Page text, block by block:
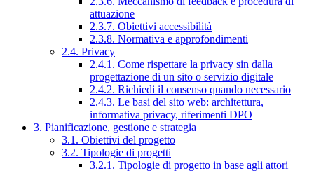
attuazione
2.3.7. Obiettivi accessibilità
2.3.8. Normativa e approfondimenti
2.4. Privacy
2.4.1. Come rispettare la privacy sin dalla
progettazione di un sito o servizio digitale
2.4.2. Richiedi il consenso quando necessario
2.4.3. Le basi del sito web: architettura,
informativa privacy, riferimenti DPO
3. Pianificazione, gestione e strategia
3.1. Obiettivi del progetto
3.2. Tipologie di progetti
3.2.1. Tipologie di progetto in base agli attori